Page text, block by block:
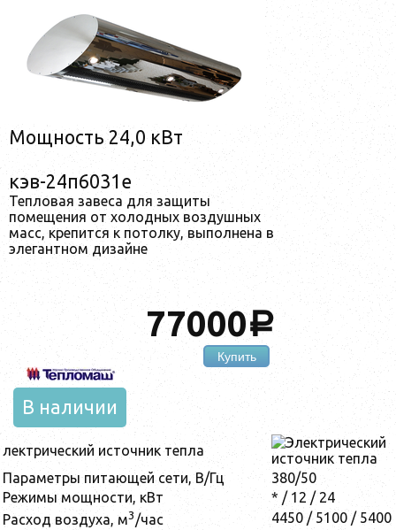
Мощность 24,0 кВт
кэв-24п6031е
Тепловая завеса для защиты
помещения от холодных воздушных
масс, крепится к потолку, выполнена в
элегантном дизайне
77000a
Купить
В наличии
лектрический источник тепла
Параметры питающей сети, В/Гц
380/50
Режимы мощности, кВт
* / 12 / 24
Расход воздуха, м3 /час
4450 / 5100 / 5400